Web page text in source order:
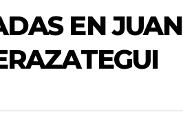
EN JUAN